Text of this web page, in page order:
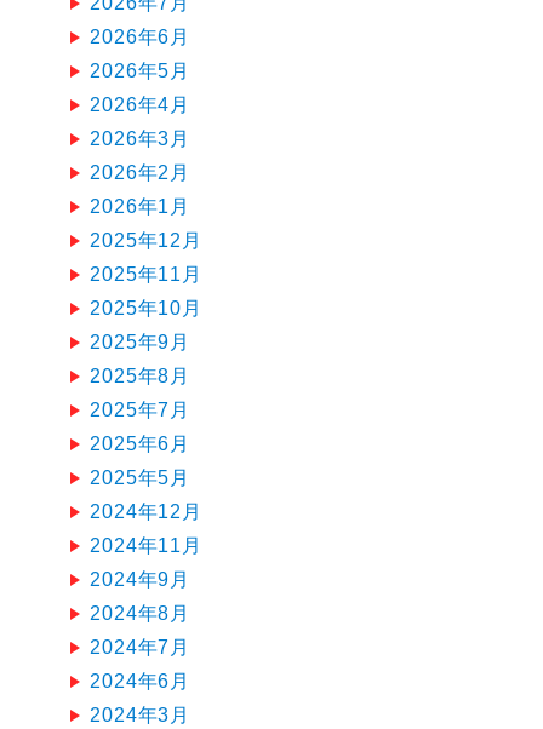
2026年6月
2026年5月
2026年4月
2026年3月
2026年2月
2026年1月
2025年12月
2025年11月
2025年10月
2025年9月
2025年8月
2025年7月
2025年6月
2025年5月
2024年12月
2024年11月
2024年9月
2024年8月
2024年7月
2024年6月
2024年3月